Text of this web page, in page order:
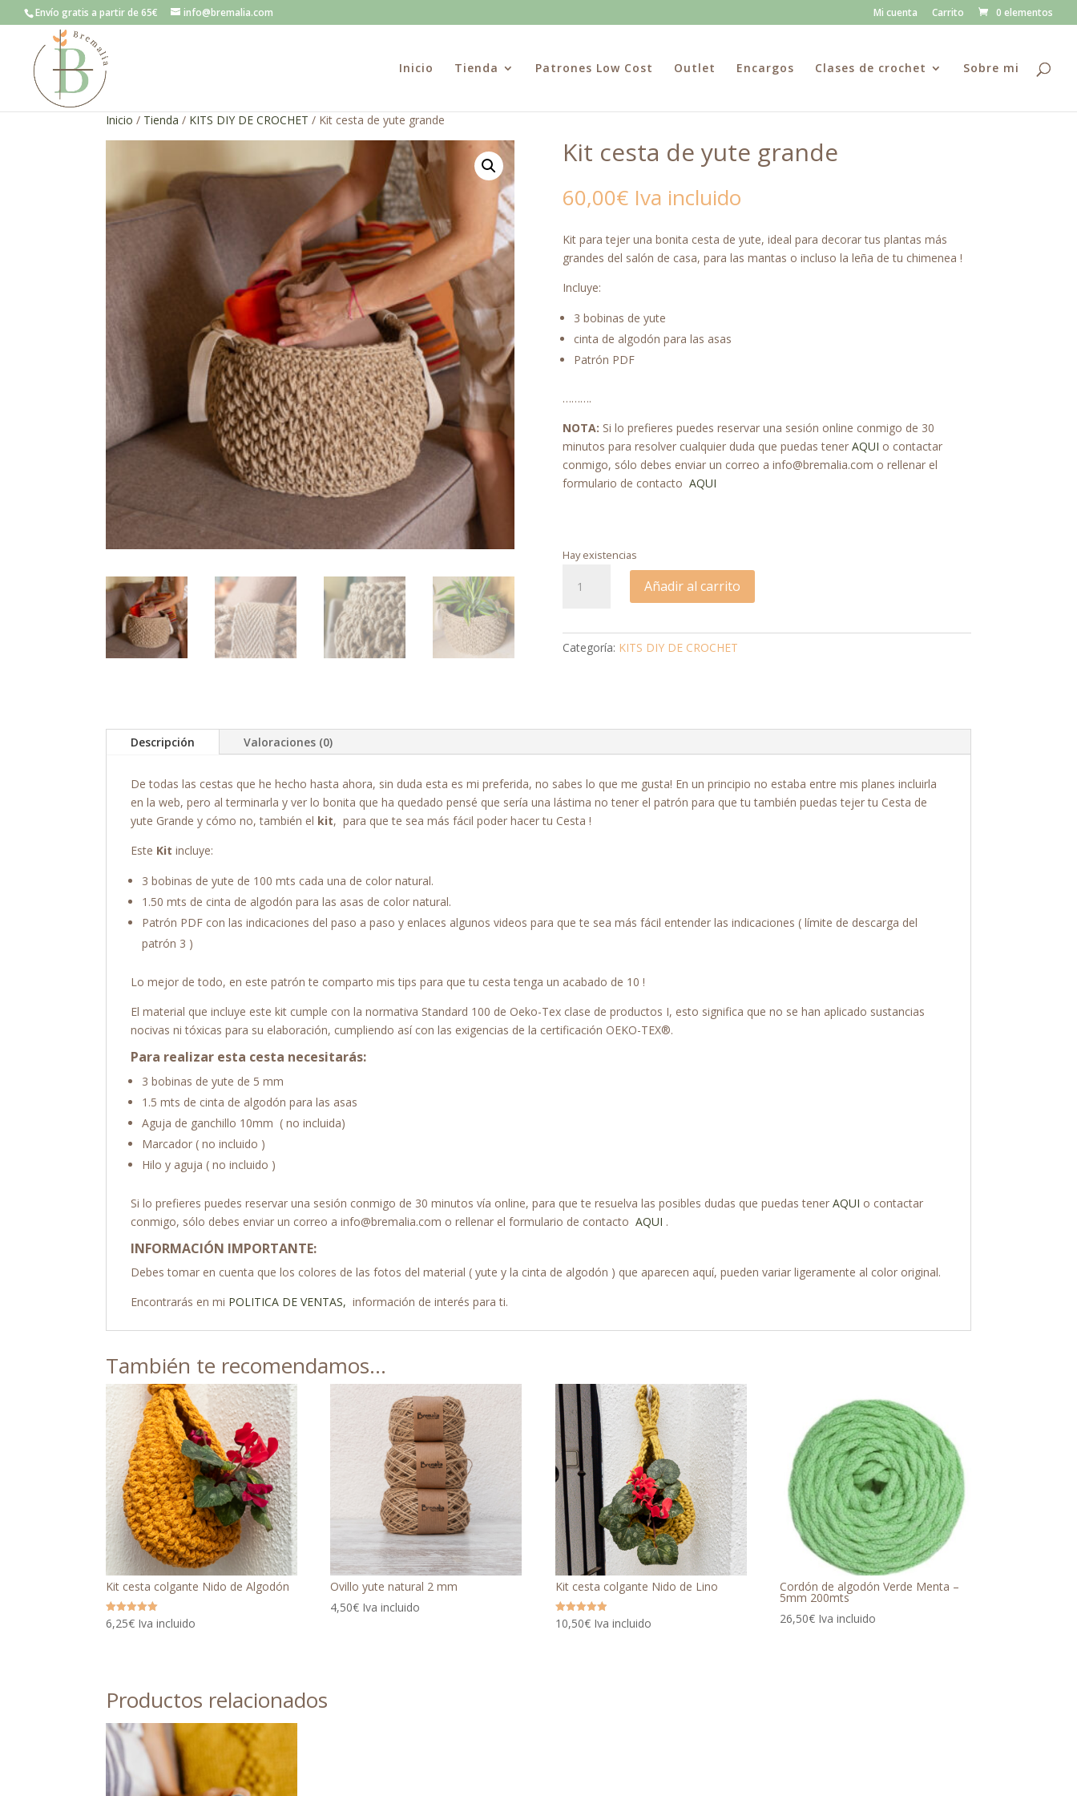
Envío gratis a partir de 65€ info@bremalia.com Mi cuenta Carrito 0 elementos
Inicio Tienda Patrones Low Cost Outlet Encargos Clases de crochet Sobre mi
Inicio / Tienda / KITS DIY DE CROCHET / Kit cesta de yute grande
Kit cesta de yute grande
60,00€ Iva incluido
Kit para tejer una bonita cesta de yute, ideal para decorar tus plantas más
grandes del salón de casa, para las mantas o incluso la leña de tu chimenea !
Incluye:
3 bobinas de yute
cinta de algodón para las asas
Patrón PDF
……….
NOTA: Si lo prefieres puedes reservar una sesión online conmigo de 30
minutos para resolver cualquier duda que puedas tener AQUI o contactar
conmigo, sólo debes enviar un correo a info@bremalia.com o rellenar el
formulario de contacto AQUI
Hay existencias
cesta
grande
Añadir al carrito
Categoría: KITS DIY DE CROCHET
Descripción Valoraciones (0)
De todas las cestas que he hecho hasta ahora, sin duda esta es mi preferida, no sabes lo que me gusta! En un principio no estaba entre mis planes incluirla
en la web, pero al terminarla y ver lo bonita que ha quedado pensé que sería una lástima no tener el patrón para que tu también puedas tejer tu Cesta de
yute Grande y cómo no, también el kit, para que te sea más fácil poder hacer tu Cesta !
Este Kit incluye:
3 bobinas de yute de 100 mts cada una de color natural.
1.50 mts de cinta de algodón para las asas de color natural.
Patrón PDF con las indicaciones del paso a paso y enlaces algunos videos para que te sea más fácil entender las indicaciones ( límite de descarga del
patrón 3 )
Lo mejor de todo, en este patrón te comparto mis tips para que tu cesta tenga un acabado de 10 !
El material que incluye este kit cumple con la normativa Standard 100 de Oeko-Tex clase de productos I, esto significa que no se han aplicado sustancias
nocivas ni tóxicas para su elaboración, cumpliendo así con las exigencias de la certificación OEKO-TEX®.
Para realizar esta cesta necesitarás:
3 bobinas de yute de 5 mm
1.5 mts de cinta de algodón para las asas
Aguja de ganchillo 10mm ( no incluida)
Marcador ( no incluido )
Hilo y aguja ( no incluido )
Si lo prefieres puedes reservar una sesión conmigo de 30 minutos vía online, para que te resuelva las posibles dudas que puedas tener AQUI o contactar
conmigo, sólo debes enviar un correo a info@bremalia.com o rellenar el formulario de contacto AQUI .
INFORMACIÓN IMPORTANTE:
Debes tomar en cuenta que los colores de las fotos del material ( yute y la cinta de algodón ) que aparecen aquí, pueden variar ligeramente al color original.
Encontrarás en mi POLITICA DE VENTAS, información de interés para ti.
También te recomendamos…
Kit cesta colgante Nido de Algodón
Valorado
con
6,25€ Iva incluido
Ovillo yute natural 2 mm
4,50€ Iva incluido
Kit cesta colgante Nido de Lino
Valorado
con
10,50€ Iva incluido
Cordón de algodón Verde Menta –
5mm 200mts
26,50€ Iva incluido
Productos relacionados